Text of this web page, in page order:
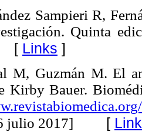
Sampieri R,
Quinta
Links ]
M, Guzmán M. El
Kirby Bauer.
julio 2017] [